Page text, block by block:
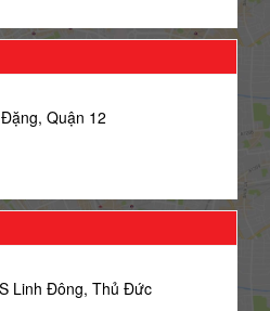
Quận 12
Linh Đông, Thủ Đức